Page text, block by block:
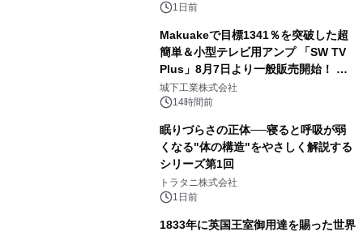
1日前
Makuakeで目標1341％を突破した超
簡単＆小型テレビ用アンプ 「SW TV
Plus」8月7日より一般販売開始！ ケ
ーブル1本つなぐだけ、テレビの音が
ぐっと豊かに
城下工業株式会社
14時間前
眠りづらさの正体──寝ると呼吸が弱
くなる"体の構造"をやさしく解説する
シリーズ第1回
トラタニ株式会社
1日前
1833年に英国王室御用達を賜った世界